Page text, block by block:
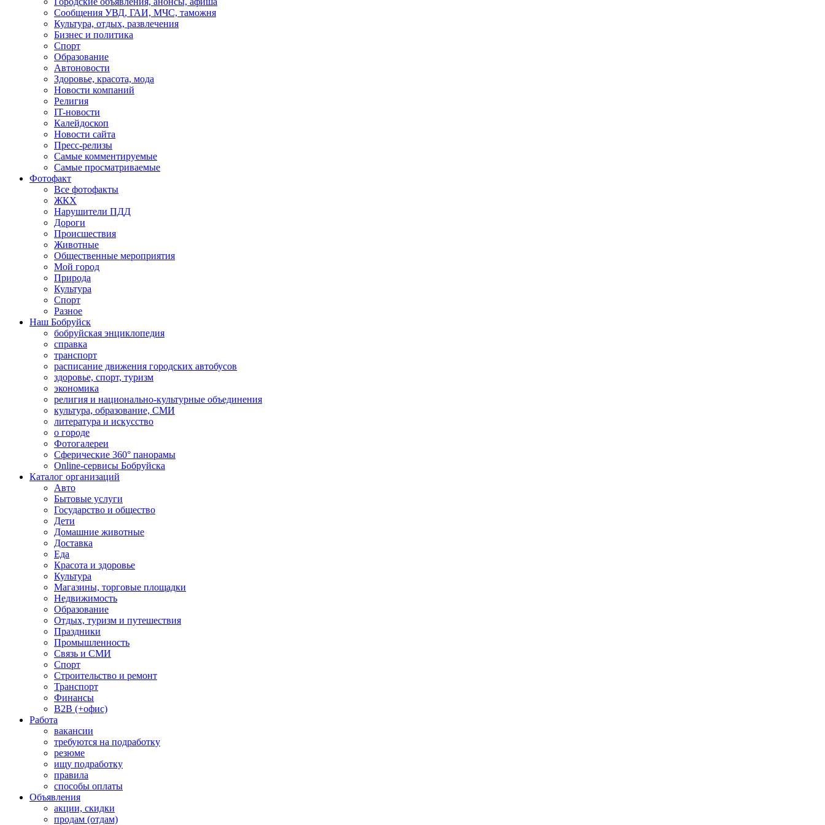
Сообщения УВД, ГАИ, МЧС, таможня
Культура, отдых, развлечения
Бизнес и политика
Спорт
Образование
Автоновости
Здоровье, красота, мода
Новости компаний
Религия
IT-новости
Калейдоскоп
Новости сайта
Пресс-релизы
Самые комментируемые
Самые просматриваемые
Фотофакт
Все фотофакты
ЖКХ
Нарушители ПДД
Дороги
Происшествия
Животные
Общественные мероприятия
Мой город
Природа
Культура
Спорт
Разное
Наш Бобруйск
бобруйская энциклопедия
справка
транспорт
расписание движения городских автобусов
здоровье, спорт, туризм
экономика
религия и национально-культурные объединения
культура, образование, СМИ
литература и искусство
о городе
Фотогалереи
Сферические 360° панорамы
Online-сервисы Бобруйска
Каталог организаций
Авто
Бытовые услуги
Государство и общество
Дети
Домашние животные
Доставка
Еда
Красота и здоровье
Культура
Магазины, торговые площадки
Недвижимость
Образование
Отдых, туризм и путешествия
Праздники
Промышленность
Связь и СМИ
Спорт
Строительство и ремонт
Транспорт
Финансы
B2B (+офис)
Работа
вакансии
требуются на подработку
резюме
ищу подработку
правила
способы оплаты
Объявления
акции, скидки
продам (отдам)